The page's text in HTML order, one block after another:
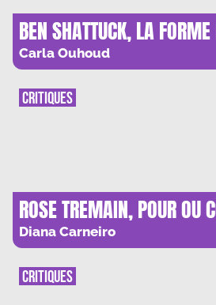
BEN SHATTUCK, LA
DES SONS : COMPOSER
Carla Ouhoud
ROSE TREMAIN, POUR OU
TOUJOURS
Diana Carneiro
CRITIQUES
CRITIQUES